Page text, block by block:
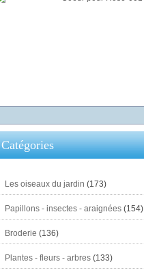
Catégories
Les oiseaux du jardin (173)
Papillons - insectes - araignées(154)
Broderie (136)
Plantes - fleurs - arbres(133)